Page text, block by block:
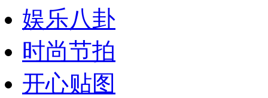
娱乐八卦
时尚节拍
开心贴图